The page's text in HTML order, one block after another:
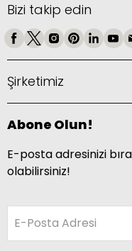
Bizi takip edin
Şirketimiz
Abone Olun!
E-posta adresinizi
olabilirsiniz!
E-Posta Adresi